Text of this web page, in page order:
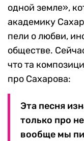
одной земле»,
академику
пели о любви,
обществе.
что та
про Сахарова:
Эта песня
только про
вообще мы